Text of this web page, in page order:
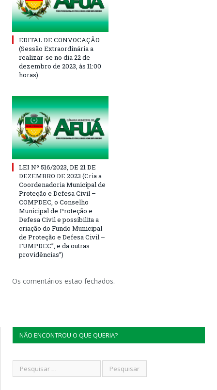
EDITAL DE CONVOCAÇÃO
(Sessão Extraordinária a
realizar-se no dia 22 de
dezembro de 2023, às 11:00
horas)
LEI Nº 516/2023, DE 21 DE
DEZEMBRO DE 2023 (Cria a
Coordenadoria Municipal de
Proteção e Defesa Civil –
COMPDEC, o Conselho
Municipal de Proteção e
Defesa Civil e possibilita a
criação do Fundo Municipal
de Proteção e Defesa Civil –
FUMPDEC”, e da outras
providências”)
Os comentários estão fechados.
NÃO ENCONTROU O QUE QUERIA?